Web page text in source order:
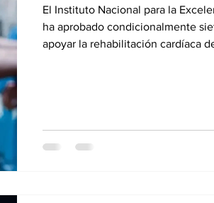
Externa especial
de la hipertension
El Instituto Nacional para la
ha aprobado condicionalmente
apoyar la rehabilitación cardíaca
smartphones, tabletas u o